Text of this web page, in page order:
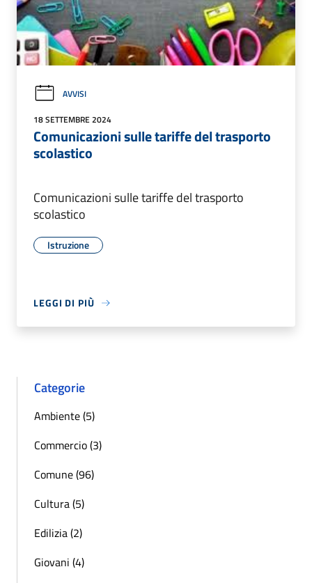
AVVISI
18 SETTEMBRE 2024
Comunicazioni sulle tariffe del trasporto
scolastico
Comunicazioni sulle tariffe del trasporto
scolastico
Istruzione
LEGGI DI PIÙ
Categorie
Ambiente (5)
Commercio (3)
Comune (96)
Cultura (5)
Edilizia (2)
Giovani (4)